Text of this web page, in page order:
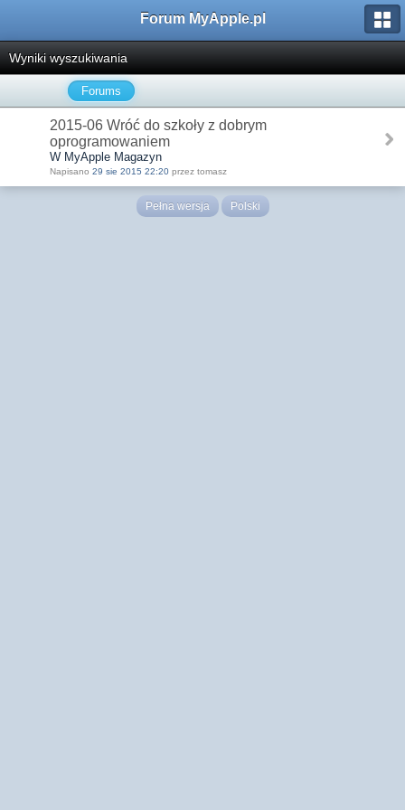
Forum MyApple.pl
Wyniki wyszukiwania
Forums
2015-06 Wróć do szkoły z dobrym
oprogramowaniem
W MyApple Magazyn
Napisano 29 sie 2015 22:20 przez tomasz
Pełna wersja Polski